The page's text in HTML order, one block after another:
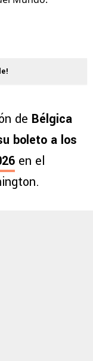
de Bélgica
boleto a los
en el